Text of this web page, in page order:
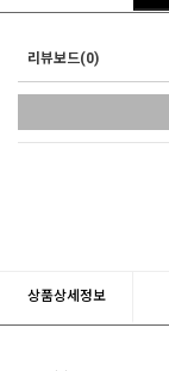
리뷰보드(0)
상품상세정보